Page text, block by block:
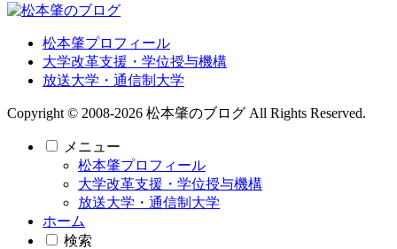
松本肇プロフィール
大学改革支援・学位授与機構
放送大学・通信制大学
Copyright © 2008-2026 松本肇のブログ All Rights Reserved.
メニュー
松本肇プロフィール
大学改革支援・学位授与機構
放送大学・通信制大学
ホーム
検索